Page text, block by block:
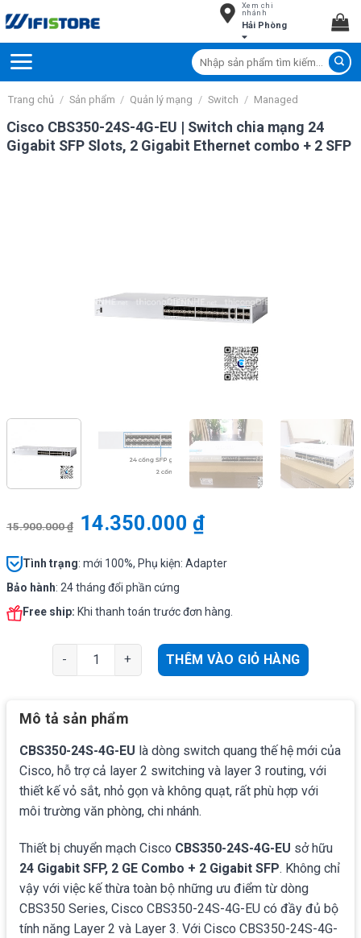
to
Xem chi
nhánh
Hải Phòng
Tìm
kiếm:
Trang chủ / Sản phẩm / Quản lý mạng / Switch / Managed
Cisco CBS350-24S-4G-EU | Switch chia mạng 24
Gigabit SFP Slots, 2 Gigabit Ethernet combo + 2 SFP
15.900.000₫ 14.350.000₫
Tình trạng: mới 100%, Phụ kiện: Adapter
Bảo hành: 24 tháng đổi phần cứng
Free ship: Khi thanh toán trước đơn hàng.
Cisco CBS350-24S-4G-EU | Switch chia mạng 24
THÊM VÀO GIỎ HÀNG
Mô tả sản phẩm
CBS350-24S-4G-EU là dòng switch quang thế hệ mới của
Cisco, hỗ trợ cả layer 2 switching và layer 3 routing, với
thiết kế vỏ sắt, nhỏ gọn và không quạt, rất phù hợp với
môi trường văn phòng, chi nhánh.
Thiết bị chuyển mạch Cisco CBS350-24S-4G-EU sở hữu
24 Gigabit SFP, 2 GE Combo + 2 Gigabit SFP. Không chỉ
vậy với việc kế thừa toàn bộ những ưu điểm từ dòng
CBS350 Series, Cisco CBS350-24S-4G-EU có đầy đủ bộ
tính năng Layer 2 và Layer 3. Với Cisco CBS350-24S-4G-